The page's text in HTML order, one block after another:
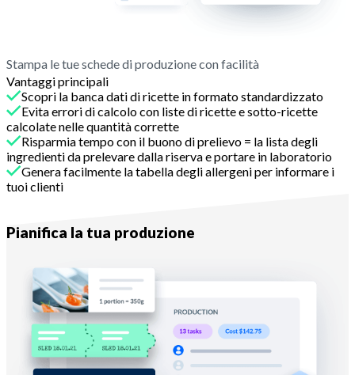
Stampa le tue schede di produzione con facilità
Vantaggi principali
Scopri la banca dati di ricette in formato standardizzato
Evita errori di calcolo con liste di ricette e sotto-ricette
calcolate nelle quantità corrette
Risparmia tempo con il buono di prelievo = la lista degli
ingredienti da prelevare dalla riserva e portare in laboratorio
Genera facilmente la tabella degli allergeni per informare i
tuoi clienti
Pianifica la tua produzione